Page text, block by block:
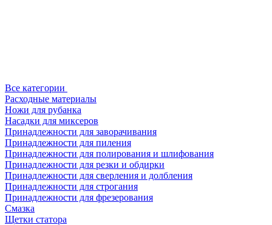
Все категории
Расходные материалы
Ножи для рубанка
Насадки для миксеров
Принадлежности для заворачивания
Принадлежности для пиления
Принадлежности для полирования и шлифования
Принадлежности для резки и обдирки
Принадлежности для сверления и долбления
Принадлежности для строгания
Принадлежности для фрезерования
Смазка
Щетки статора